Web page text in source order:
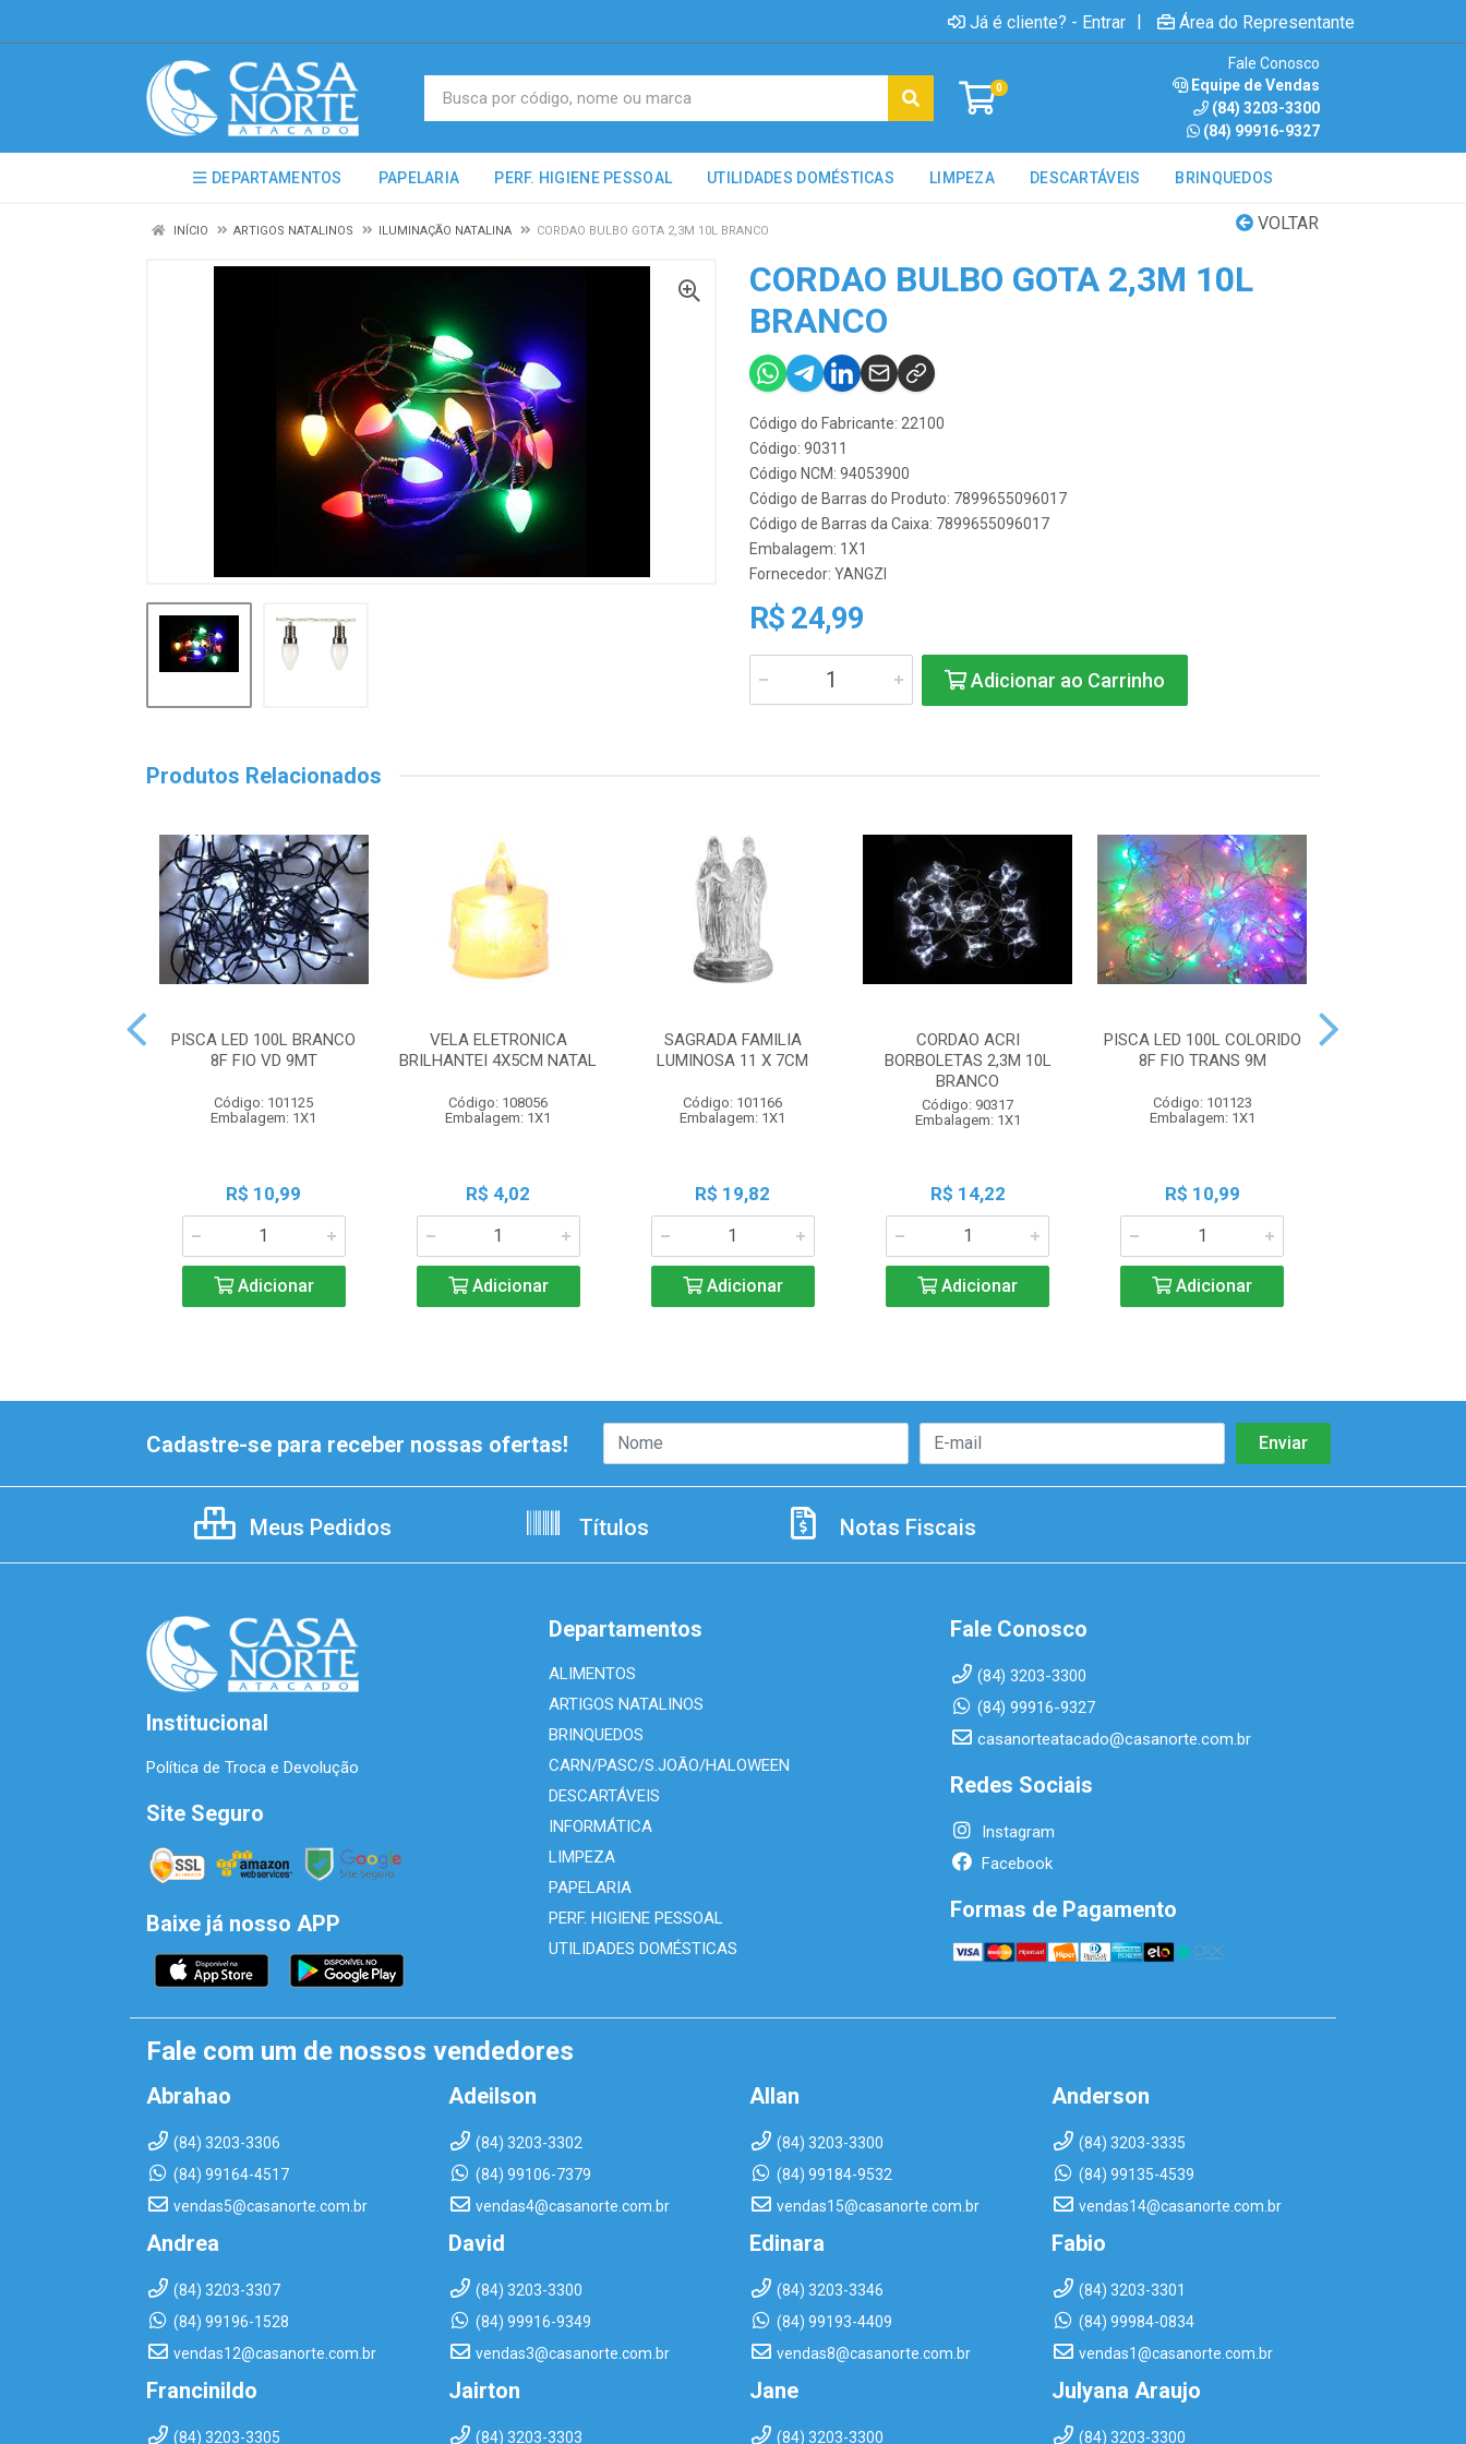
Já é cliente? - Entrar | Área do Representante
0
Fale Conosco
Equipe de Vendas
(84) 3203-3300
(84) 99916-9327
DEPARTAMENTOS PAPELARIA PERF. HIGIENE PESSOAL UTILIDADES DOMÉSTICAS LIMPEZA DESCARTÁVEIS BRINQUEDOS
VOLTAR
INÍCIO ARTIGOS NATALINOS ILUMINAÇÃO NATALINA CORDAO BULBO GOTA 2,3M 10L BRANCO
CORDAO BULBO GOTA 2,3M 10L
BRANCO
Código do Fabricante: 22100
Código: 90311
Código NCM: 94053900
Código de Barras do Produto: 7899655096017
Código de Barras da Caixa: 7899655096017
Embalagem: 1X1
Fornecedor: YANGZI
R$ 24,99
Adicionar ao Carrinho
Produtos Relacionados
PISCA LED 100L BRANCO
8F FIO VD 9MT
Código: 101125
Embalagem: 1X1
R$ 10,99
Adicionar
VELA ELETRONICA
BRILHANTEI 4X5CM NATAL
Código: 108056
Embalagem: 1X1
R$ 4,02
Adicionar
SAGRADA FAMILIA
LUMINOSA 11 X 7CM
Código: 101166
Embalagem: 1X1
R$ 19,82
Adicionar
CORDAO ACRI
BORBOLETAS 2,3M 10L
BRANCO
Código: 90317
Embalagem: 1X1
R$ 14,22
Adicionar
PISCA LED 100L COLORIDO
8F FIO TRANS 9M
Código: 101123
Embalagem: 1X1
R$ 10,99
Adicionar
Cadastre-se para receber nossas ofertas!
Meus Pedidos Títulos Notas Fiscais
Institucional
Política de Troca e Devolução
Site Seguro
Baixe já nosso APP
Departamentos
ALIMENTOS
ARTIGOS NATALINOS
BRINQUEDOS
CARN/PASC/S.JOÃO/HALOWEEN
DESCARTÁVEIS
INFORMÁTICA
LIMPEZA
PAPELARIA
PERF. HIGIENE PESSOAL
UTILIDADES DOMÉSTICAS
Fale Conosco
(84) 3203-3300
(84) 99916-9327
casanorteatacado@casanorte.com.br
Redes Sociais
Instagram
Facebook
Formas de Pagamento
Fale com um de nossos vendedores
Abrahao
(84) 3203-3306
(84) 99164-4517
vendas5@casanorte.com.br
Adeilson
(84) 3203-3302
(84) 99106-7379
vendas4@casanorte.com.br
Allan
(84) 3203-3300
(84) 99184-9532
vendas15@casanorte.com.br
Anderson
(84) 3203-3335
(84) 99135-4539
vendas14@casanorte.com.br
Andrea
(84) 3203-3307
(84) 99196-1528
vendas12@casanorte.com.br
David
(84) 3203-3300
(84) 99916-9349
vendas3@casanorte.com.br
Edinara
(84) 3203-3346
(84) 99193-4409
vendas8@casanorte.com.br
Fabio
(84) 3203-3301
(84) 99984-0834
vendas1@casanorte.com.br
Francinildo
(84) 3203-3305
Jairton
(84) 3203-3303
Jane
(84) 3203-3300
Julyana Araujo
(84) 3203-3300